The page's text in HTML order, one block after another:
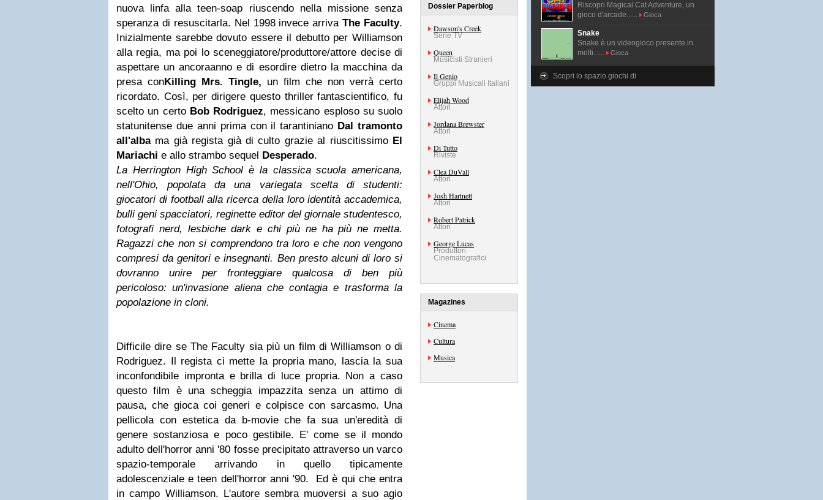
nuova linfa alla teen-soap riuscendo nella missione senza
speranza di resuscitarla. Nel 1998 invece arrivaThe Faculty.
Inizialmente sarebbe dovuto essere il debutto per Williamson
alla regia, ma poi lo sceneggiatore/produttore/attore decise di
aspettare unancoraanno e di esordire dietro la macchina da
presa conKilling Mrs. Tingle, un film che non verrà certo
ricordato. Così, per dirigere questo thriller fantascientifico, fu
scelto un certo Bob Rodriguez, messicano esploso su suolo
statunitense due anni prima con il tarantiniano Dal tramonto
all'albama già regista già di culto grazie al riuscitissimo El
Mariachi e allo strambo sequel Desperado.
La Herrington High School è la classica scuola americana,
nell'Ohio, popolata da una variegata scelta di studenti:
giocatori di football alla ricerca della loro identità accademica,
bulli geni spacciatori, reginette editor del giornale studentesco,
fotografi nerd, lesbiche dark e chi più ne ha più ne metta.
Ragazzi che non si comprendono tra loro e che non vengono
compresi da genitori e insegnanti. Ben presto alcuni di loro si
dovranno unire per fronteggiare qualcosa di ben più
pericoloso: un'invasione aliena che contagia e trasforma la
popolazione in cloni.
Difficile dire se The Faculty sia più un film di Williamson o di
Rodriguez. Il regista ci mette la propria mano, lascia la sua
inconfondibile impronta e brilla di luce propria. Non a caso
questo film è una scheggia impazzita senza un attimo di
pausa, che gioca coi generi e colpisce con sarcasmo. Una
pellicola con estetica da b-movie che fa sua un'eredità di
genere sostanziosa e poco gestibile. E' come se il mondo
adulto dell'horror anni '80 fosse precipitato attraverso un varco
spazio-temporale arrivando in quello tipicamente
adolescenziale e teen dell'horror anni '90. Ed è qui che entra
in campo Williamson. L'autore sembra muoversi a suo agio
Dossier Paperblog
Dawson's Creek
Serie TV
Queen
Musicisti Stranieri
Il Genio
Gruppi Musicali Italiani
Elijah Wood
Attori
Jordana Brewster
Attori
Di Tutto
Riviste
Clea DuVall
Attori
Josh Hartnett
Attori
Robert Patrick
Attori
George Lucas
Produttori
Cinematografici
Magazines
Cinema
Cultura
Musica
Riscopri Magical Cat Adventure, un
gioco d'arcade......
Gioca
Snake
Snake è un videogioco presente in
molti......
Gioca
Scopri lo spazio giochi di